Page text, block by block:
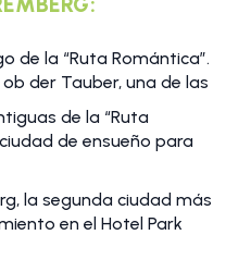
de la “Ruta Romántica”.
der Tauber, una de las
de la “Ruta
de ensueño para
la segunda ciudad más
en el Hotel Park